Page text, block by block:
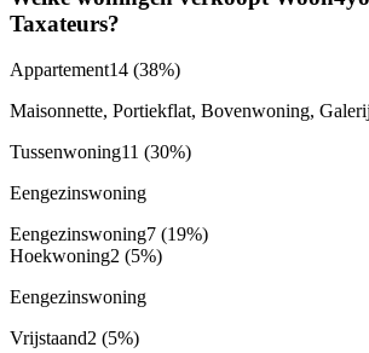
Taxateurs?
Appartement14 (38%)
Maisonnette, Portiekflat, Bovenwoning,
Tussenwoning11 (30%)
Eengezinswoning
Eengezinswoning7 (19%)
Hoekwoning2 (5%)
Eengezinswoning
Vrijstaand2 (5%)